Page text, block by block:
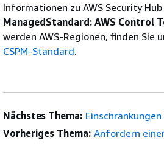
Informationen zu AWS Security
ManagedStandard: AWS Control
werden AWS-Regionen, finden Sie
CSPM-Standard.
Nächstes Thema:
Vorheriges Thema: Anfordern